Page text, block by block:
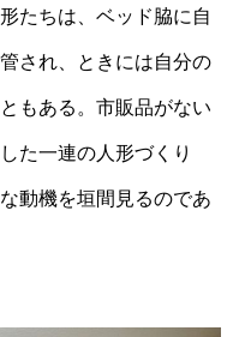
たちは、ベッド脇に自
され、ときには自分の
もある。市販品がない
た一連の人形づくり
動機を垣間見るのであ